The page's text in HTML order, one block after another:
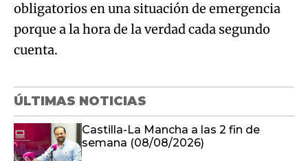
obligatorios en una situación de emergencia
porque a la hora de la verdad cada segundo
cuenta.
ÚLTIMAS NOTICIAS
Castilla-La Mancha a las 2 fin de
semana (08/08/2026)